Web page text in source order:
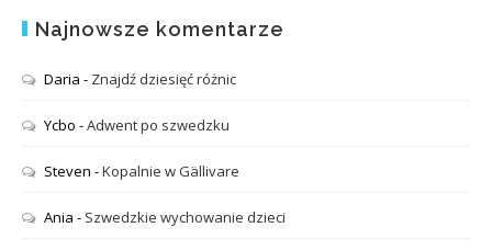
Najnowsze komentarze
Daria - Znajdź dziesięć różnic
Ycbo -Adwent po szwedzku
Steven -Kopalnie w Gällivare
Ania - Szwedzkie wychowanie dzieci